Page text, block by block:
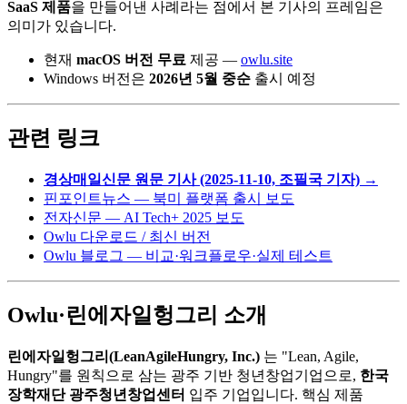
SaaS 제품을 만들어낸 사례라는 점에서 본 기사의 프레임은
의미가 있습니다.
현재 macOS 버전 무료 제공 — owlu.site
Windows 버전은 2026년 5월 중순 출시 예정
관련 링크
경상매일신문 원문 기사 (2025-11-10, 조필국 기자) →
핀포인트뉴스 — 북미 플랫폼 출시 보도
전자신문 — AI Tech+ 2025 보도
Owlu 다운로드 / 최신 버전
Owlu 블로그 — 비교·워크플로우·실제 테스트
Owlu·린에자일헝그리 소개
린에자일헝그리(LeanAgileHungry, Inc.) 는 "Lean, Agile,
Hungry"를 원칙으로 삼는 광주 기반 청년창업기업으로, 한국
장학재단 광주청년창업센터 입주 기업입니다. 핵심 제품